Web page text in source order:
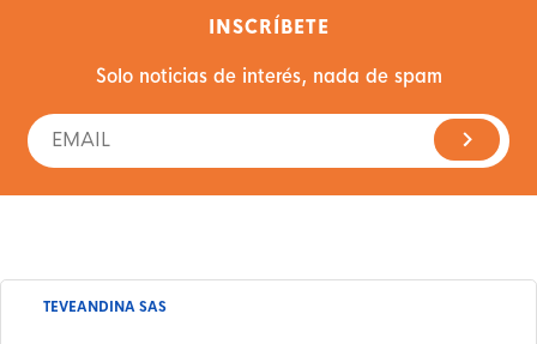
INSCRÍBETE
Solo noticias de interés, nada de spam
TEVEANDINA SAS